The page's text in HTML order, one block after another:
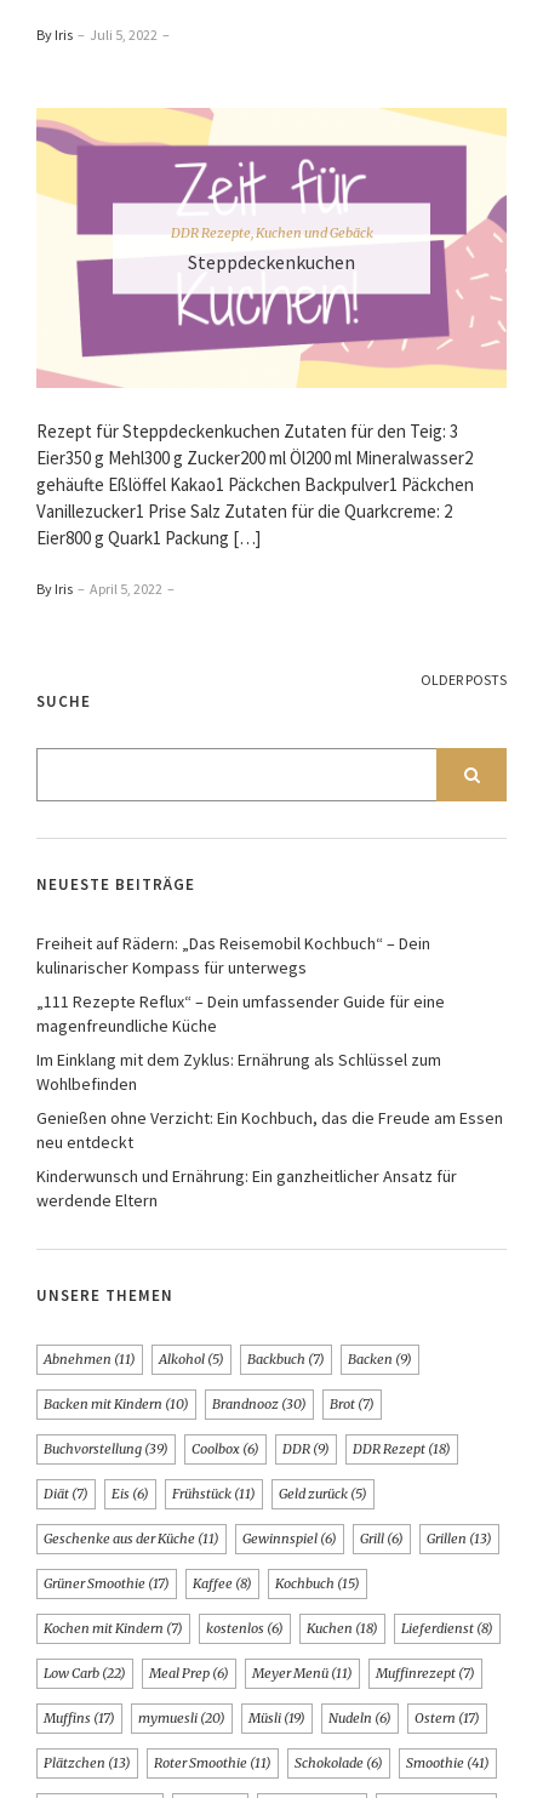
By Iris – Juli 5, 2022 –
DDR Rezepte, Kuchen und Gebäck
Steppdeckenkuchen
Rezept für Steppdeckenkuchen Zutaten für den Teig: 3
Eier350 g Mehl300 g Zucker200 ml Öl200 ml Mineralwasser2
gehäufte Eßlöffel Kakao1 Päckchen Backpulver1 Päckchen
Vanillezucker1 Prise Salz Zutaten für die Quarkcreme: 2
Eier800 g Quark1 Packung […]
By Iris – April 5, 2022 –
OLDER POSTS
SUCHE
NEUESTE BEITRÄGE
Freiheit auf Rädern: „Das Reisemobil Kochbuch“ – Dein
kulinarischer Kompass für unterwegs
„111 Rezepte Reflux“ – Dein umfassender Guide für eine
magenfreundliche Küche
Im Einklang mit dem Zyklus: Ernährung als Schlüssel zum
Wohlbefinden
Genießen ohne Verzicht: Ein Kochbuch, das die Freude am Essen
neu entdeckt
Kinderwunsch und Ernährung: Ein ganzheitlicher Ansatz für
werdende Eltern
UNSERE THEMEN
Abnehmen (11) Alkohol (5) Backbuch (7) Backen (9)
Backen mit Kindern (10) Brandnooz (30) Brot (7)
Buchvorstellung (39) Coolbox (6) DDR (9) DDR Rezept (18)
Diät (7) Eis (6) Frühstück (11) Geld zurück (5)
Geschenke aus der Küche (11) Gewinnspiel (6) Grill (6) Grillen (13)
Grüner Smoothie (17) Kaffee (8) Kochbuch (15)
Kochen mit Kindern (7) kostenlos (6) Kuchen (18) Lieferdienst (8)
Low Carb (22) Meal Prep (6) Meyer Menü (11) Muffinrezept (7)
Muffins (17) mymuesli (20) Müsli (19) Nudeln (6) Ostern (17)
Plätzchen (13) Roter Smoothie (11) Schokolade (6) Smoothie (41)